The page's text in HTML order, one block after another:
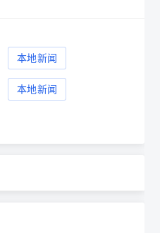
本地新闻
本地新闻